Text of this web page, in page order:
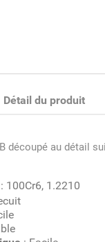
Détail du produit
découpé au détail
: 100Cr6, 1.2210